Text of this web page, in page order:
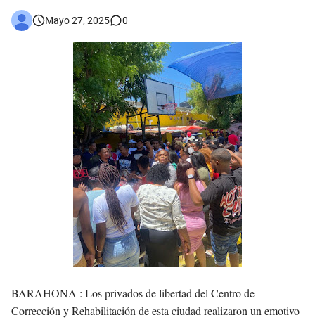
Mayo 27, 2025 0
BARAHONA : Los privados de libertad del Centro de
Corrección y Rehabilitación de esta ciudad realizaron un emotivo